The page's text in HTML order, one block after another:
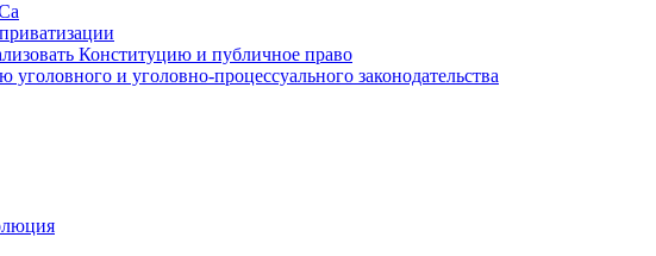
Конституцию и публичное право
и уголовно-процессуального законодательства